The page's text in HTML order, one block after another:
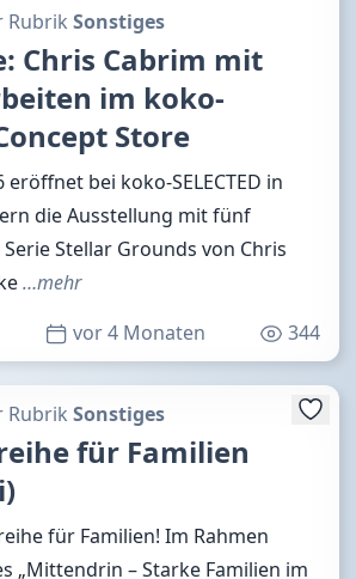
Rubrik Sonstiges
Chris Cabrim mit
im koko-
Store
eröffnet bei koko-SELECTED in
die Ausstellung mit fünf
Stellar Grounds von Chris
…mehr
vor 4 Monaten 344
Rubrik Sonstiges
für Familien
für Familien! Im Rahmen
„Mittendrin – Starke Familien im